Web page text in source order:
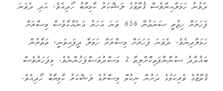
ދެވުނު ހަމަލާއިންވެސް ޤުތޫޒުގެ ލަޝްކަރު ކާމިޔާބު ހޯދިއެވެ. އަދި ދެވަނަ
ފަހަރަށް ހިޖުރީ ސަނަތުން 656 ވަނަ އަހަރު އަނެއްކާވެސް މިސްރަށް
ހަމަލާދިނެވެ. ދެވަނަ ފަހަރަށް މިސްރަށް ހަމަލާ ދީފައިވަނީ، ތަތާރުން
ބަޣުދާދު ސުންނާފަތިކޮށްލިތާ 2 މަސްދުވަސްފަހުންނެވެ. މިފަހަރުވެސް
ޤުތޫޒުގެ ވެރިކަމުގެ ދަށުން ނިކުތް މިސްރުގެ ލަޝްކަރު ކާމިޔާބު ހޯދިއެވެ.